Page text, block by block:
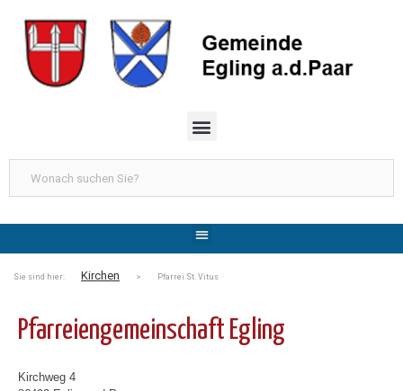
Sie sind hier: Kirchen > Pfarrei St. Vitus
Pfarreiengemeinschaft Egling
Kirchweg 4